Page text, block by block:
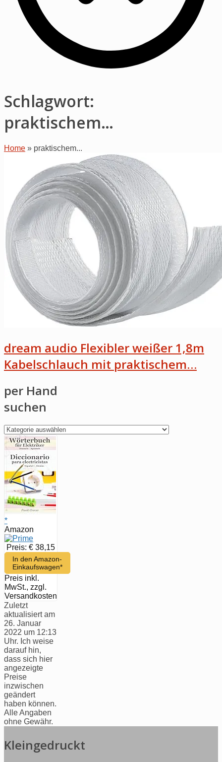
Schlagwort:
praktischem…
Home » praktischem...
dream audio Flexibler weißer 1,8m
Kabelschlauch mit praktischem…
per Hand
suchen
per
Hand
suchen
*
Amazon
Preis: € 38,15
In den Amazon-
Einkaufswagen*
Preis inkl.
MwSt., zzgl.
Versandkosten
Zuletzt
aktualisiert am
26. Januar
2022 um 12:13
Uhr. Ich weise
darauf hin,
dass sich hier
angezeigte
Preise
inzwischen
geändert
haben können.
Alle Angaben
ohne Gewähr.
Kleingedruckt